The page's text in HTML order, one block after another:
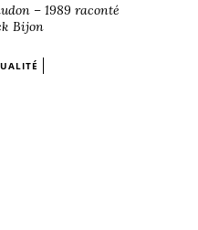
– 1989 raconté
Bijon